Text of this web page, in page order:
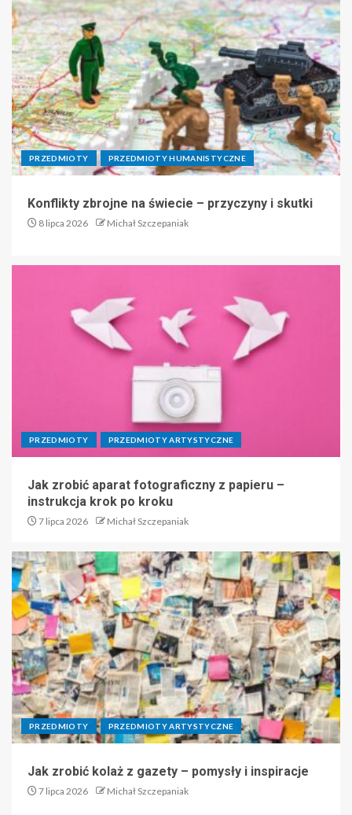
PRZEDMIOTY PRZEDMIOTY HUMANISTYCZNE
Konflikty zbrojne na świecie – przyczyny i skutki
8 lipca 2026 Michał Szczepaniak
PRZEDMIOTY PRZEDMIOTY ARTYSTYCZNE
Jak zrobić aparat fotograficzny z papieru –
instrukcja krok po kroku
7 lipca 2026 Michał Szczepaniak
PRZEDMIOTY PRZEDMIOTY ARTYSTYCZNE
Jak zrobić kolaż z gazety – pomysły i inspiracje
7 lipca 2026 Michał Szczepaniak